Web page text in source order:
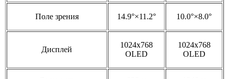
Поле зрения 14.9°×11.2° 10.0°×8.0°
Дисплей
1024x768
OLED
1024x768
OLED